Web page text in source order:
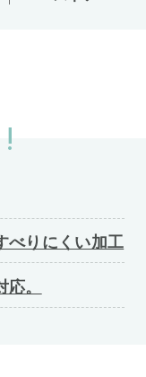
べりにくい加工
。